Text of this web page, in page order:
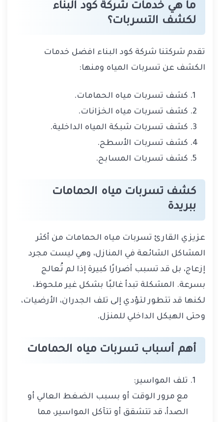
ما هي خدمات شركة كود البناء
لكشف التسربات؟
تقدم شركتنا شركة كود البناء افضل خدمات
الكشف عن تسربات المياه ومنها:
كشف تسربات مياه الحمامات.
كشف تسربات مياه الخزانات.
كشف تسربات شبكة المياه الداخلية.
كشف تسربات الأسطح.
كشف تسربات المسابح.
كشف تسربات مياه الحمامات
ببريدة
عزيزي القارئ تسربات مياه الحمامات من أكثر
المشاكل الشائعة في المنازل، وهي ليست مجرد
إزعاج، بل قد تسبب أضرارًا كبيرة إذا لم تُعالج
بسرعة. المشكلة تبدأ غالبًا بشكل غير ملحوظ،
لكنها قد تتطور لتؤدي إلى تلف الجدران، الأرضيات،
وحتى الهيكل الداخلي للمنزل.
أهم أسباب تسربات مياه الحمامات
تلف المواسير:
مع مرور الوقت أو بسبب الضغط العالي أو
الصدأ، قد تتشقق أو تتآكل المواسير، مما